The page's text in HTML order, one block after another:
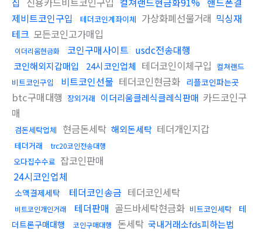
제비트코인구입
테더코인계좌이체 가상화폐선물거래 믹싱재
테크 모든코인고가매입
이더리움현금화 코인구매사이트 usdc전송대행
코인해외지갑매입 24시코인업체 테더코인이체구입 컬쳐랜드
비트코인구입
비트코인선물 테더코인현금화 리플코인파는곳
btc구매대행 장외거래 이더리움클레식클레식판매 카드코인구
매
검돈세탁업체 현금돈세탁 해외돈세탁 테더개인지갑
테더거래 trc20코인전송대행
오다집수수료 잡코인판매
24시코인업체
소액결제세탁 테더코인송금 테더코인세탁
비트코인개인거래 테더판매 골드바세탁현금화 비트코인세탁
테
더트론구매대행
코인구매대행 돈세탁 국내거래소fds피하는법